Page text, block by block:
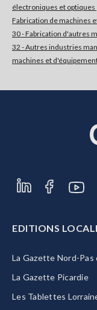
électroniques et optiques
Fabrication de machines
30 - Fabrication d'autres
32 - Autres industries
machines et
EDITIONS
La Gazette Nord-Pas
La Gazette Picardie
Les Tablettes